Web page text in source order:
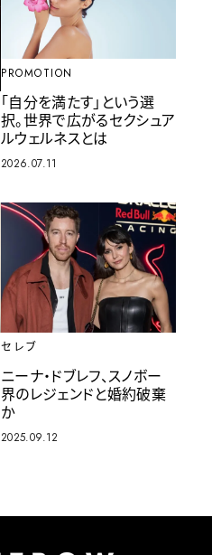
PROMOTION
「自分を満たす」という選
択。世界で広がるセクシュア
ルウェルネスとは
2026.07.11
セレブ
ニーナ・ドブレフ、スノボー
界のレジェンドと婚約破棄
か
2025.09.12